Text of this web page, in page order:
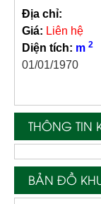
Địa chỉ:
Giá: Liên hệ
Diện tích: m 2
01/01/1970
THÔNG TIN
BẢN ĐỒ